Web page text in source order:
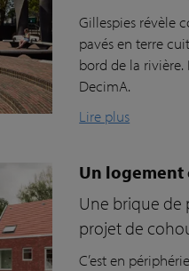
Gillespies révèle
pavés en terre
bord de la
DecimA.
Lire plus
Un
Une brique de
projet de
C’est en